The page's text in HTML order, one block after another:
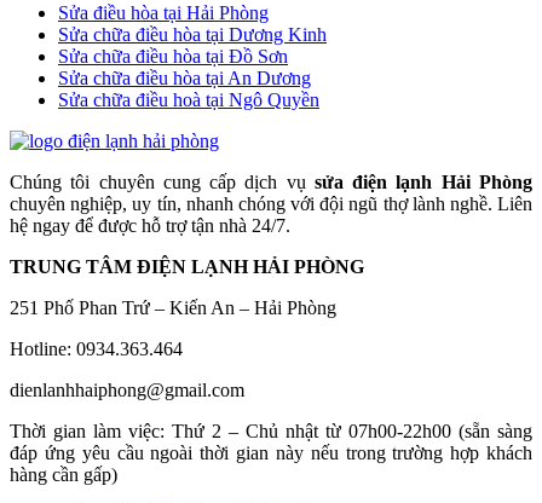
Sửa điều hòa tại Hải Phòng
Sửa chữa điều hòa tại Dương Kinh
Sửa chữa điều hòa tại Đồ Sơn
Sửa chữa điều hòa tại An Dương
Sửa chữa điều hoà tại Ngô Quyền
Chúng tôi chuyên cung cấp dịch vụ sửa điện lạnh Hải Phòng
chuyên nghiệp, uy tín, nhanh chóng với đội ngũ thợ lành nghề. Liên
hệ ngay để được hỗ trợ tận nhà 24/7.
TRUNG TÂM ĐIỆN LẠNH HẢI PHÒNG
251 Phố Phan Trứ – Kiến An – Hải Phòng
Hotline: 0934.363.464
dienlanhhaiphong@gmail.com
Thời gian làm việc: Thứ 2 – Chủ nhật từ 07h00-22h00 (sẵn sàng
đáp ứng yêu cầu ngoài thời gian này nếu trong trường hợp khách
hàng cần gấp)